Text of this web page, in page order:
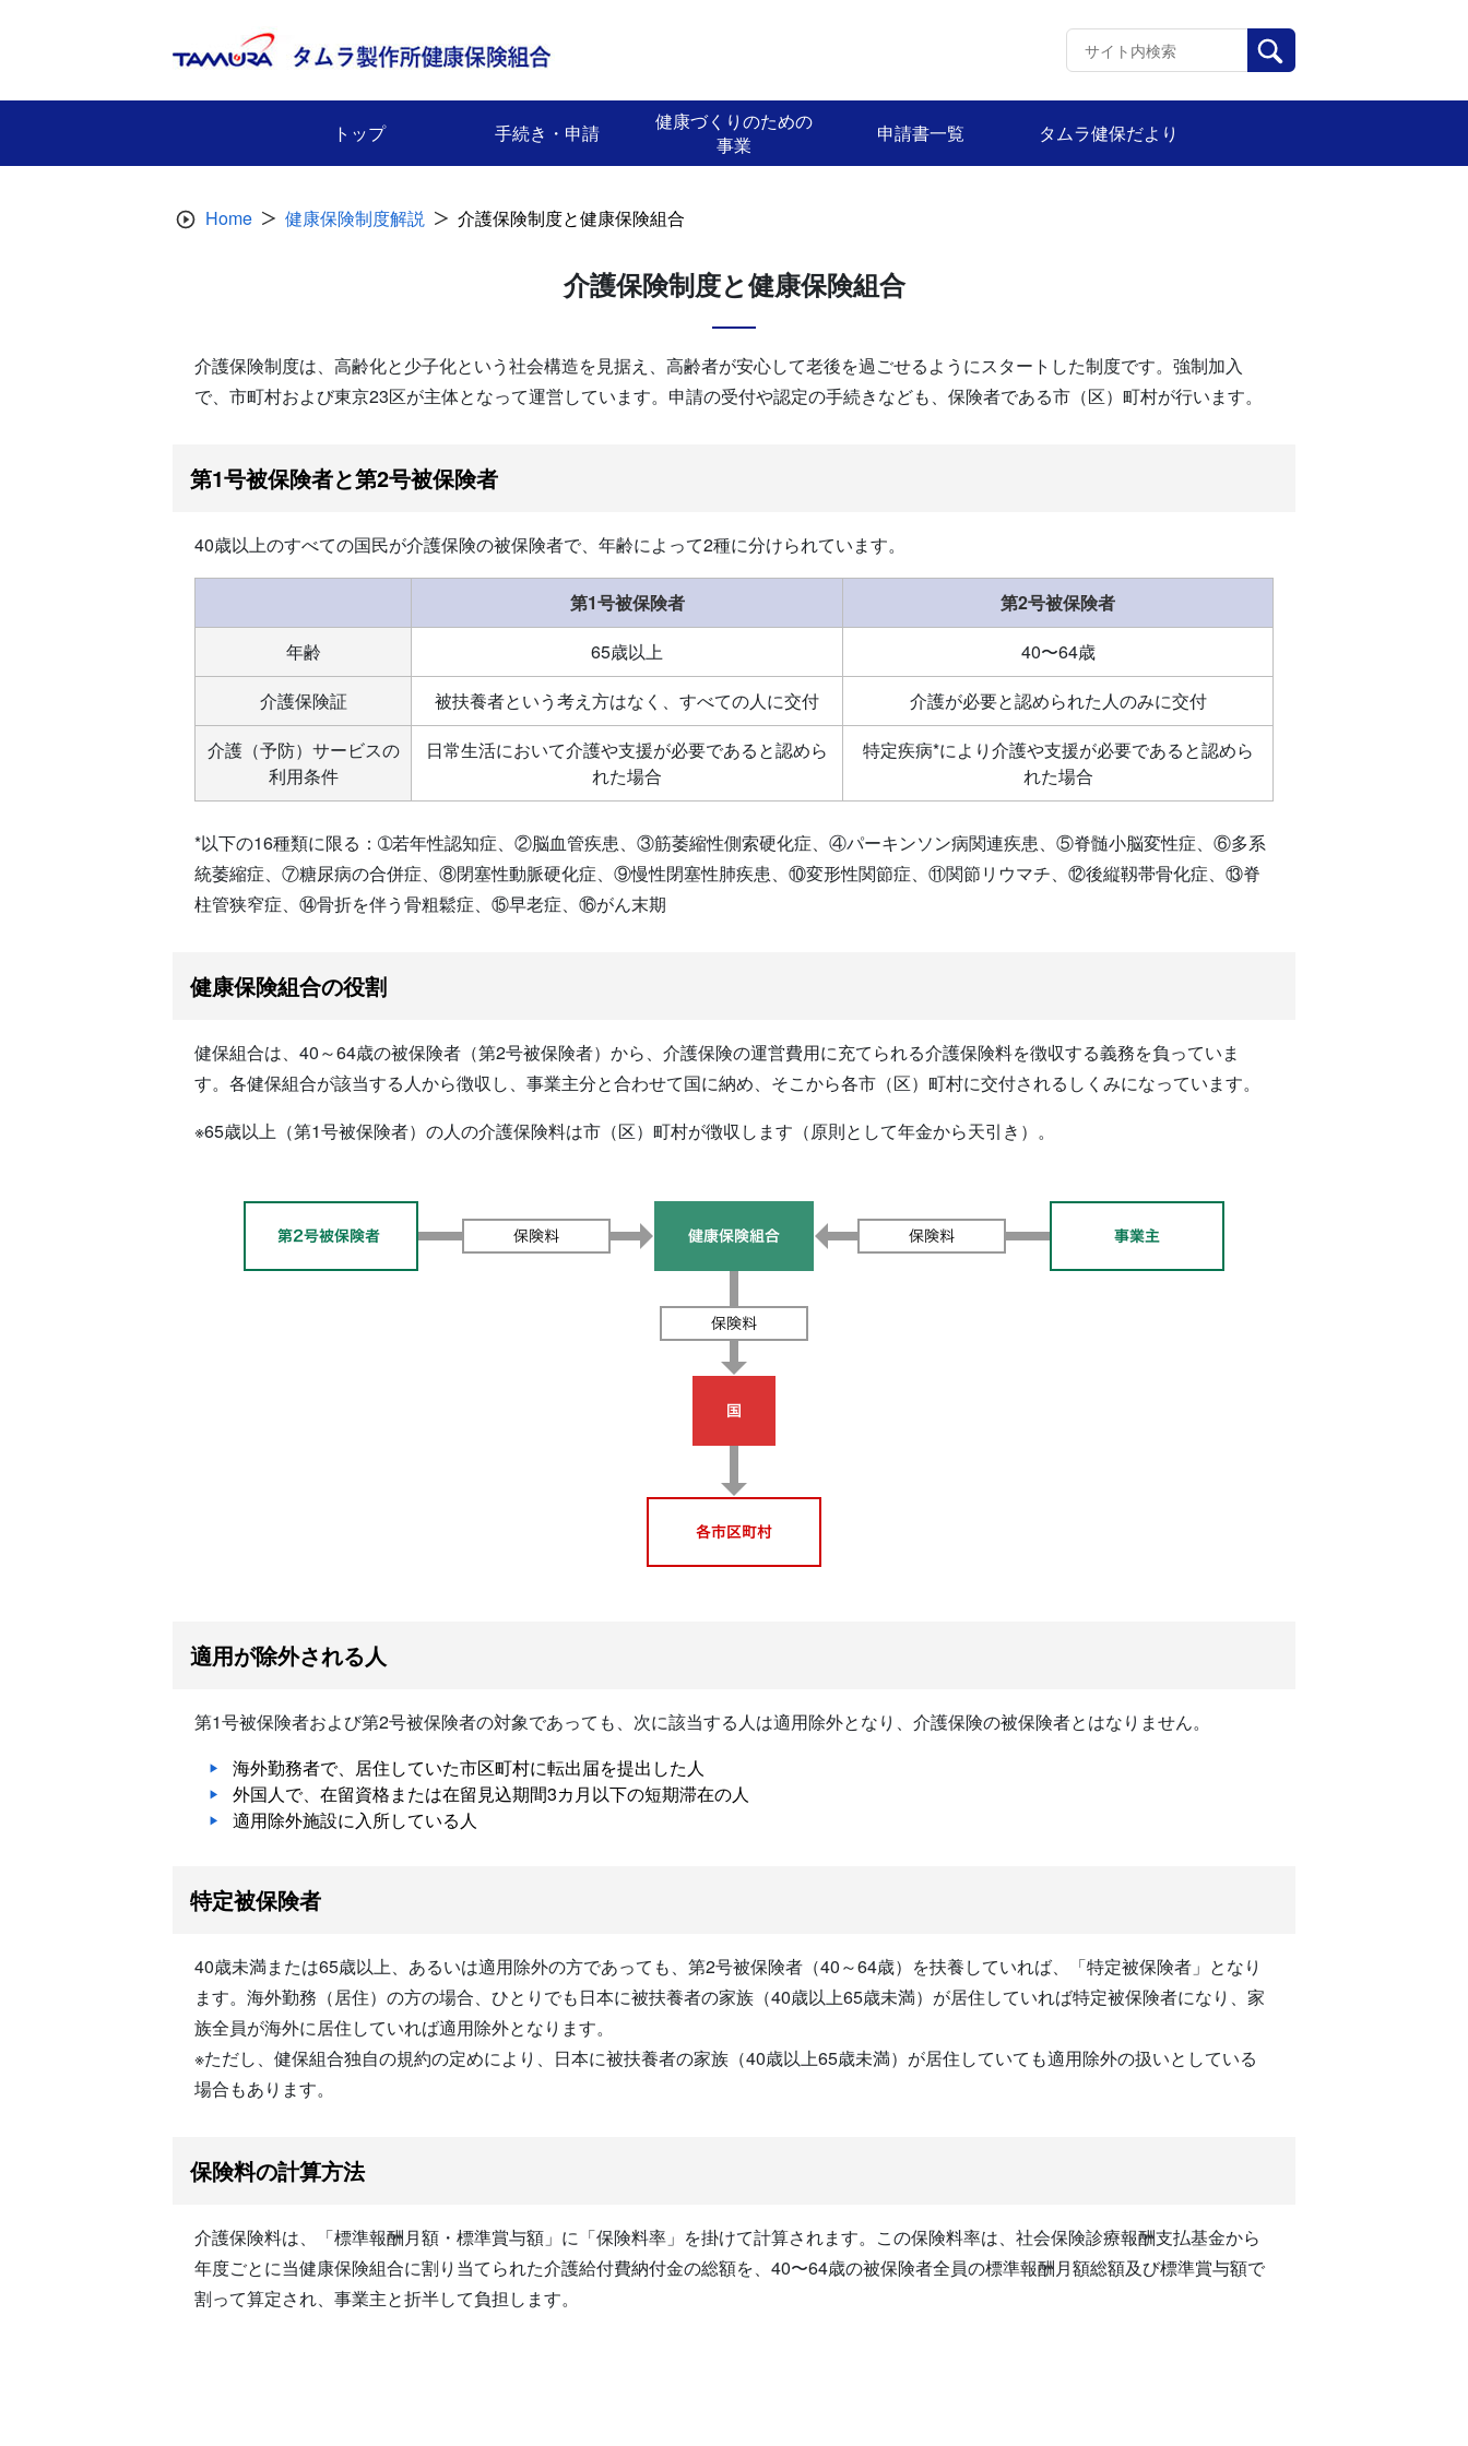
トップ 手続き・申請
健康づくりのための
事業
申請書一覧 タムラ健保だより
Home 健康保険制度解説 介護保険制度と健康保険組合
介護保険制度と健康保険組合
介護保険制度は、高齢化と少子化という社会構造を見据え、高齢者が安心して老後を過ごせるようにスタートした制度です。強制加入
で、市町村および東京23区が主体となって運営しています。申請の受付や認定の手続きなども、保険者である市（区）町村が行います。
第1号被保険者と第2号被保険者
40歳以上のすべての国民が介護保険の被保険者で、年齢によって2種に分けられています。
第1号被保険者
第2号被保険者
年齢
65歳以上
40〜64歳
介護保険証
被扶養者という考え方はなく、すべての人に交付
介護が必要と認められた人のみに交付
介護（予防）サービスの
利用条件
日常生活において介護や支援が必要であると認めら
れた場合
特定疾病*により介護や支援が必要であると認めら
れた場合
*以下の16種類に限る：➀若年性認知症、②脳血管疾患、③筋萎縮性側索硬化症、④パーキンソン病関連疾患、⑤脊髄小脳変性症、⑥多系
統萎縮症、⑦糖尿病の合併症、⑧閉塞性動脈硬化症、⑨慢性閉塞性肺疾患、⑩変形性関節症、⑪関節リウマチ、⑫後縦靱帯骨化症、⑬脊
柱管狭窄症、⑭骨折を伴う骨粗鬆症、⑮早老症、⑯がん末期
健康保険組合の役割
健保組合は、40～64歳の被保険者（第2号被保険者）から、介護保険の運営費用に充てられる介護保険料を徴収する義務を負っていま
す。各健保組合が該当する人から徴収し、事業主分と合わせて国に納め、そこから各市（区）町村に交付されるしくみになっています。
※65歳以上（第1号被保険者）の人の介護保険料は市（区）町村が徴収します（原則として年金から天引き）。
適用が除外される人
第1号被保険者および第2号被保険者の対象であっても、次に該当する人は適用除外となり、介護保険の被保険者とはなりません。
海外勤務者で、居住していた市区町村に転出届を提出した人
外国人で、在留資格または在留見込期間3カ月以下の短期滞在の人
適用除外施設に入所している人
特定被保険者
40歳未満または65歳以上、あるいは適用除外の方であっても、第2号被保険者（40～64歳）を扶養していれば、「特定被保険者」となり
ます。海外勤務（居住）の方の場合、ひとりでも日本に被扶養者の家族（40歳以上65歳未満）が居住していれば特定被保険者になり、家
族全員が海外に居住していれば適用除外となります。
※ただし、健保組合独自の規約の定めにより、日本に被扶養者の家族（40歳以上65歳未満）が居住していても適用除外の扱いとしている
場合もあります。
保険料の計算方法
介護保険料は、「標準報酬月額・標準賞与額」に「保険料率」を掛けて計算されます。この保険料率は、社会保険診療報酬支払基金から
年度ごとに当健康保険組合に割り当てられた介護給付費納付金の総額を、40〜64歳の被保険者全員の標準報酬月額総額及び標準賞与額で
割って算定され、事業主と折半して負担します。